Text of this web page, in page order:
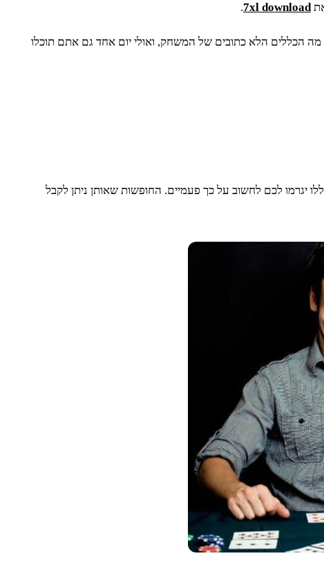
7xl download
.
מה הכללים הלא כתובים של המשחק, ואולי יום אחד גם אתם תוכלו
יגרמו לכם לחשוב על כך פעמיים. החופשות שאותן ניתן לקבל